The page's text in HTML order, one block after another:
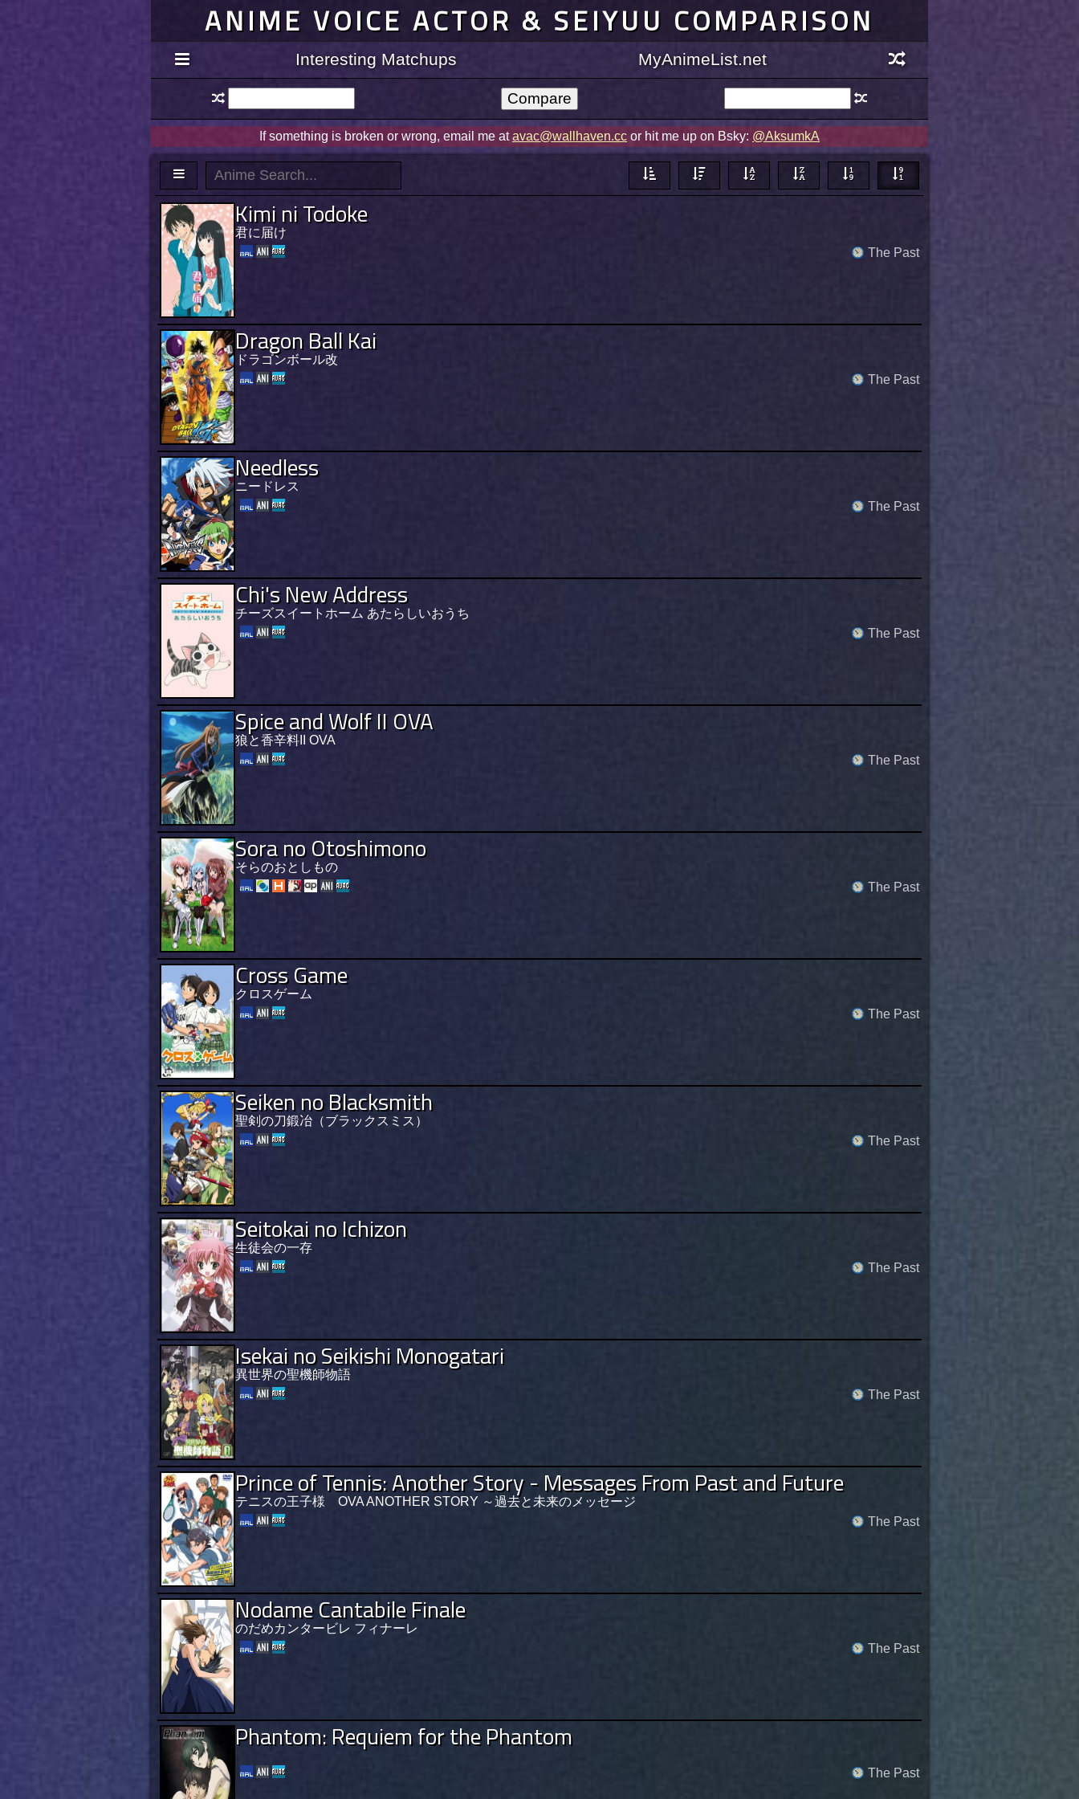
ANIME VOICE ACTOR & SEIYUU COMPARISON
Interesting Matchups MyAnimeList.net
If something is broken or wrong, email me atavac@wallhaven.cc or hit me up on Bsky: @AksumkA
Kimi ni Todoke
君に届け
The Past
Dragon Ball Kai
ドラゴンボール改
The Past
Needless
ニードレス
The Past
Chi's New Address
チーズスイートホーム あたらしいおうち
The Past
Spice and Wolf II OVA
狼と香辛料II OVA
The Past
Sora no Otoshimono
そらのおとしもの
The Past
Cross Game
クロスゲーム
The Past
Seiken no Blacksmith
聖剣の刀鍛冶（ブラックスミス）
The Past
Seitokai no Ichizon
生徒会の一存
The Past
Isekai no Seikishi Monogatari
異世界の聖機師物語
The Past
Prince of Tennis: Another Story - Messages From Past and Future
テニスの王子様 OVA ANOTHER STORY ～過去と未来のメッセージ
The Past
Nodame Cantabile Finale
のだめカンタービレ フィナーレ
The Past
Phantom: Requiem for the Phantom
The Past